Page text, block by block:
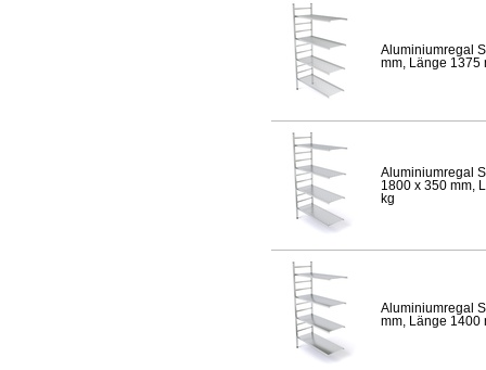
Aluminiumregal
mm, Länge 1375
Aluminiumregal
1800 x 350 mm,
kg
Aluminiumregal
mm, Länge 1400